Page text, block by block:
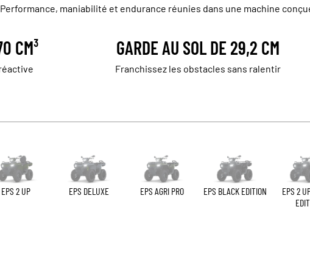
Performance, maniabilité et endurance réunies dans une machine
CM³ GARDE AU SOL DE 29,2 CM
Franchissez les obstacles sans ralentir
EPS 2 UP EPS DELUXE EPS AGRI PRO EPS BLACK EDITION
EPS 2